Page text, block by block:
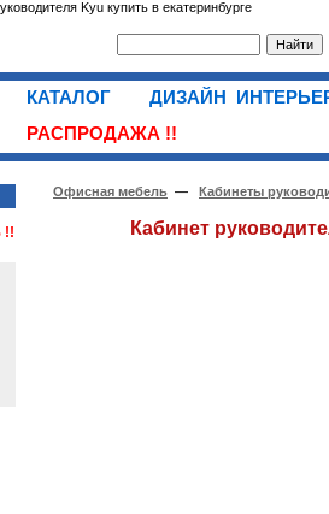
Kyu купить в екатеринбурге
КАТАЛОГ
ДИЗАЙН
РАСПРОДАЖА !!
!!
Офисная мебель — Кабинеты
Кабинет